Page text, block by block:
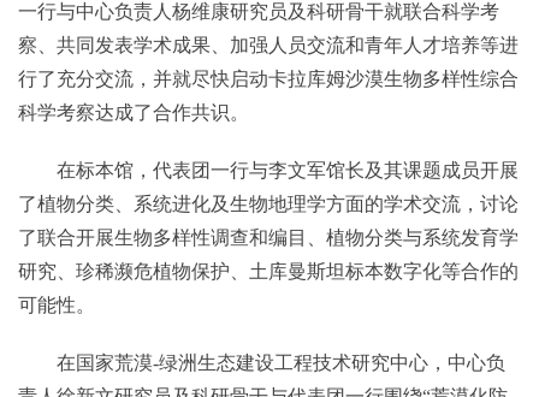
一行与中心负责人杨维康研究员及科研骨干就联合科学考
察、共同发表学术成果、加强人员交流和青年人才培养等进
行了充分交流，并就尽快启动卡拉库姆沙漠生物多样性综合
科学考察达成了合作共识。
在标本馆，代表团一行与李文军馆长及其课题成员开展
了植物分类、系统进化及生物地理学方面的学术交流，讨论
了联合开展生物多样性调查和编目、植物分类与系统发育学
研究、珍稀濒危植物保护、土库曼斯坦标本数字化等合作的
可能性。
在国家荒漠-绿洲生态建设工程技术研究中心，中心负